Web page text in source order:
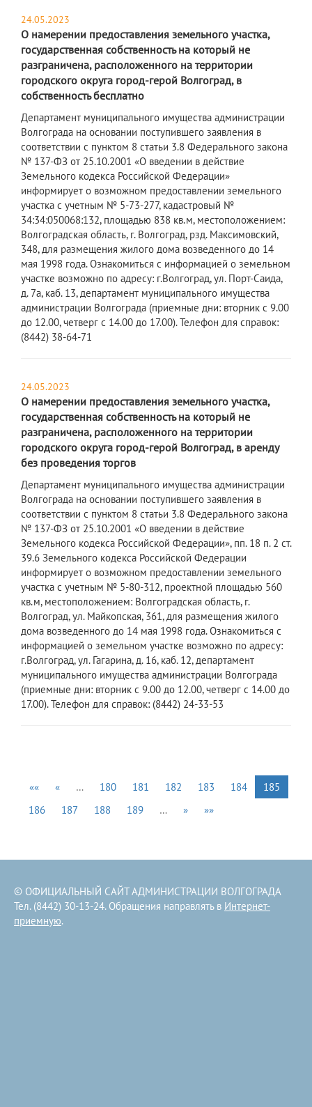
24.05.2023
О намерении предоставления земельного участка,
государственная собственность на который не
разграничена, расположенного на территории
городского округа город-герой Волгоград, в
собственность бесплатно
​Департамент муниципального имущества администрации
Волгограда на основании поступившего заявления в
соответствии с пунктом 8 статьи 3.8 Федерального закона
№ 137-ФЗ от 25.10.2001 «О введении в действие
Земельного кодекса Российской Федерации»
информирует о возможном предоставлении земельного
участка с учетным № 5-73-277, кадастровый №
34:34:050068:132, площадью 838 кв.м, местоположением:
Волгоградская область, г. Волгоград, рзд. Максимовский,
348, для размещения жилого дома возведенного до 14
мая 1998 года. Ознакомиться с информацией о земельном
участке возможно по адресу: г.Волгоград, ул. Порт-Саида,
д. 7а, каб. 13, департамент муниципального имущества
администрации Волгограда (приемные дни: вторник с 9.00
до 12.00, четверг с 14.00 до 17.00). Телефон для справок:
(8442) 38-64-71
24.05.2023
О намерении предоставления земельного участка,
государственная собственность на который не
разграничена, расположенного на территории
городского округа город-герой Волгоград, в аренду
без проведения торгов
Департамент муниципального имущества администрации
Волгограда на основании поступившего заявления в
соответствии с пунктом 8 статьи 3.8 Федерального закона
№ 137-ФЗ от 25.10.2001 «О введении в действие
Земельного кодекса Российской Федерации», пп. 18 п. 2 ст.
39.6 Земельного кодекса Российской Федерации
информирует о возможном предоставлении земельного
участка с учетным № 5-80-312, проектной площадью 560
кв.м, местоположением: Волгоградская область, г.
Волгоград, ул. Майкопская, 361, для размещения жилого
дома возведенного до 14 мая 1998 года. Ознакомиться с
информацией о земельном участке возможно по адресу:
г.Волгоград, ул. Гагарина, д. 16, каб. 12, департамент
муниципального имущества администрации Волгограда
(приемные дни: вторник с 9.00 до 12.00, четверг с 14.00 до
17.00). Телефон для справок: (8442) 24-33-53
«« « … 180 181 182 183 184
185
186
187 188 189 … » »»
© ОФИЦИАЛЬНЫЙ САЙТ АДМИНИСТРАЦИИ ВОЛГОГРАДА
Тел. (8442) 30-13-24. Обращения направлять в Интернет-
приемную.